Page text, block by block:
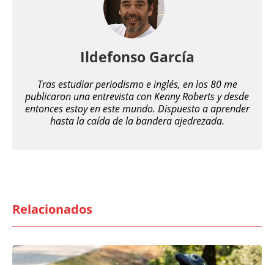
Ildefonso García
Tras estudiar periodismo e inglés, en los 80 me
publicaron una entrevista con Kenny Roberts y desde
entonces estoy en este mundo. Dispuesto a aprender
hasta la caída de la bandera ajedrezada.
Relacionados